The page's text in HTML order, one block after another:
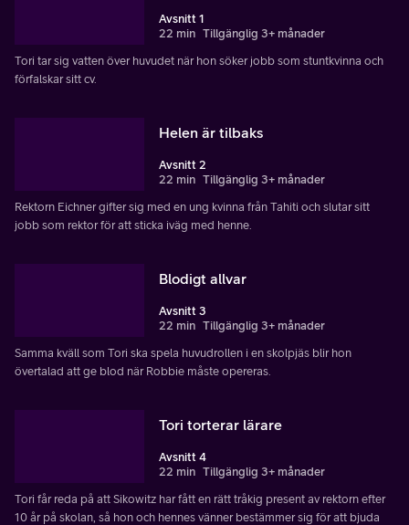
Avsnitt 1
22 min Tillgänglig 3+ månader
Tori tar sig vatten över huvudet när hon söker jobb som stuntkvinna och
förfalskar sitt cv.
Helen är tilbaks
Avsnitt 2
22 min Tillgänglig 3+ månader
Rektorn Eichner gifter sig med en ung kvinna från Tahiti och slutar sitt
jobb som rektor för att sticka iväg med henne.
Blodigt allvar
Avsnitt 3
22 min Tillgänglig 3+ månader
Samma kväll som Tori ska spela huvudrollen i en skolpjäs blir hon
övertalad att ge blod när Robbie måste opereras.
Tori torterar lärare
Avsnitt 4
22 min Tillgänglig 3+ månader
Tori får reda på att Sikowitz har fått en rätt tråkig present av rektorn efter
10 år på skolan, så hon och hennes vänner bestämmer sig för att bjuda